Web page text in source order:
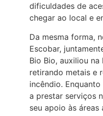
dificuldades de
chegar ao local e
Da mesma forma,
Escobar,
Bio Bio, auxiliou
retirando metais e
incêndio.
a prestar serviços
seu apoio às áreas